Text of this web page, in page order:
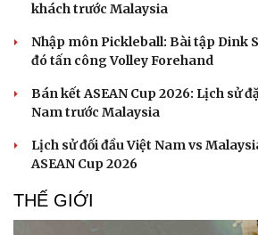
khách trước Malaysia
Nhập môn Pickleball: Bài tập Dink
đó tấn công Volley Forehand
Bán kết ASEAN Cup 2026: Lịch sử
Nam trước Malaysia
Lịch sử đối đầu Việt Nam vs
ASEAN Cup 2026
THẾ GIỚI